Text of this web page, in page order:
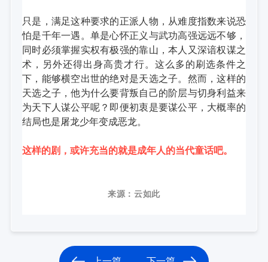
只是，满足这种要求的正派人物，从难度指数来说恐
怕是千年一遇。 单是心怀正义与武功高强远远不够，
同时必须掌握实权有极强的靠山，本人又深谙权谋之
术，另外还得出身高贵才行。 这么多的刷选条件之
下，能够横空出世的绝对是天选之子。 然而，这样的
天选之子，他为什么要背叛自己的阶层与切身利益来
为天下人谋公平呢？ 即便初衷是要谋公平，大概率的
结局也是屠龙少年变成恶龙。
这样的剧，或许充当的就是成年人的当代童话吧。
来源：云如此